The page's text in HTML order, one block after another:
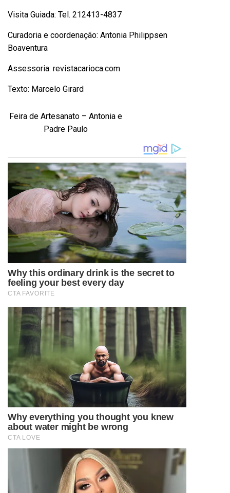
Visita Guiada: Tel. 212413-4837
Curadoria e coordenação: Antonia Philippsen
Boaventura
Assessoria: revistacarioca.com
Texto: Marcelo Girard
Feira de Artesanato – Antonia e
Padre Paulo